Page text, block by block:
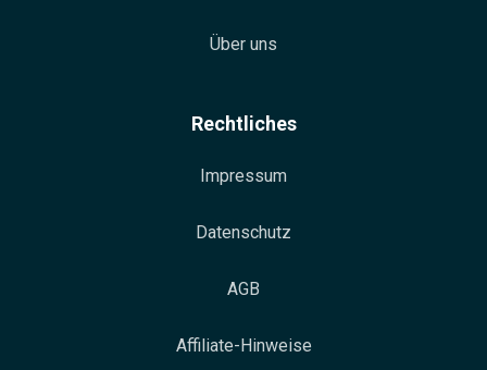
Über uns
Rechtliches
Impressum
Datenschutz
AGB
Affiliate-Hinweise